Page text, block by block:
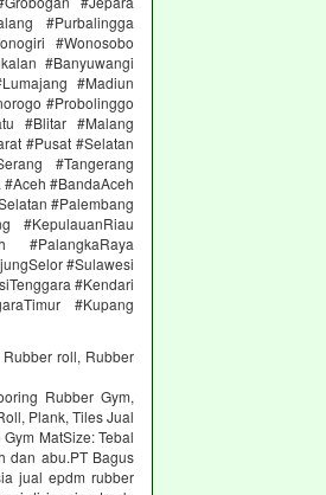
#Purbalingga
#Wonosobo
#Banyuwangi
#Madiun
#Probolinggo
#Blitar #Malang
#Pusat #Selatan
#Tangerang
#BandaAceh
#Palembang
#KepulauanRiau
#PalangkaRaya
#Sulawesi
#Kendari
#Kupang
roll, Rubber
Rubber Gym,
Plank, Tiles Jual
MatSize: Tebal
dan abu.PT Bagus
jual epdm rubber